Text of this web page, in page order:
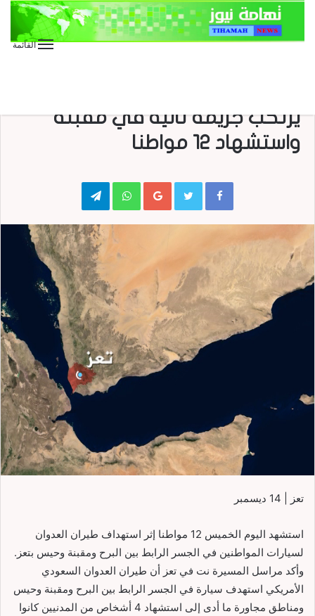
القائمة
يرتكب جريمة ثانية في مقبنة
واستشهاد 12 مواطنا
Google+
WhatsApp
Telegram
تعز | 14 ديسمبر
استشهد اليوم الخميس 12 مواطنا إثر استهداف طيران العدوان
لسيارات المواطنين في الجسر الرابط بين البرح ومقبنة وحيس بتعز.
وأكد مراسل المسيرة نت في تعز أن طيران العدوان السعودي
الأمريكي استهدف سيارة في الجسر الرابط بين البرح ومقبنة وحيس
ومناطق مجاورة ما أدى إلى استشهاد 4 أشخاص من المدنيين كانوا